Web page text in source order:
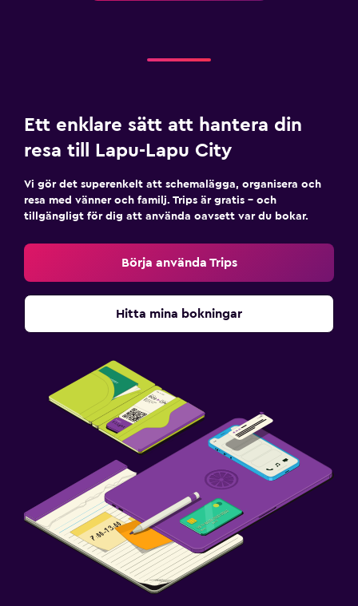
Infinity pool
Utomhuspool
Pool med utsikt
Flat-screen TV
Ett enklare sätt att hantera din
resa till Lapu-Lapu City
Vi gör det superenkelt att schemalägga, organisera och
resa med vänner och familj. Trips är gratis – och
tillgängligt för dig att använda oavsett var du bokar.
Börja använda Trips
Hitta mina bokningar